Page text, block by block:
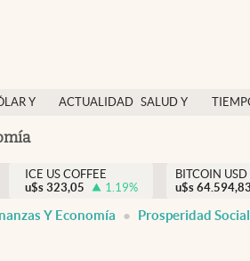
Y
ACTUALIDAD SALUD Y
México
USA
ICE US COFFEE
u$s 323,05 1.19%
BITCOIN USD
u$s
Y Economía Prosperidad Social